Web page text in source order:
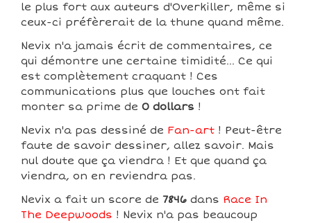
le plus fort aux auteurs d'Overkiller, même si
ceux-ci préfèrerait de la thune quand même.
Nevix n'a jamais écrit de commentaires, ce
qui démontre une certaine timidité... Ce qui
est complètement craquant ! Ces
communications plus que louches ont fait
monter sa prime de 0 dollars !
Nevix n'a pas dessiné de Fan-art ! Peut-être
faute de savoir dessiner, allez savoir. Mais
nul doute que ça viendra ! Et que quand ça
viendra, on en reviendra pas.
Nevix a fait un score de 7846 dans Race In
The Deepwoods ! Nevix n'a pas beaucoup